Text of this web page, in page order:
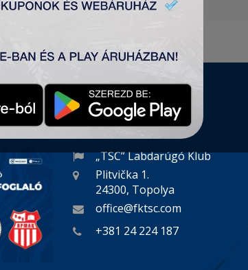
KAPCSOLAT
„TSC” Labdarúgó Klub
Plitvička 1.
24300, Topolya
office@fktsc.com
+381 24 224 187